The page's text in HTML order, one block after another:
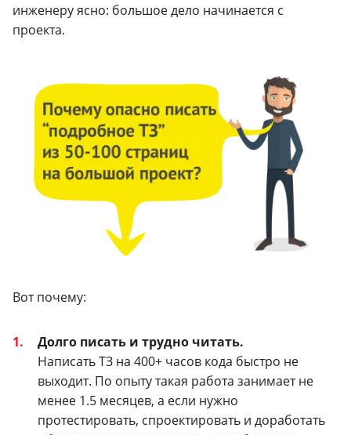
инженеру ясно: большое дело начинается с
проекта.
Вот почему:
Долго писать и трудно читать.
Написать ТЗ на 400+ часов кода быстро не
выходит. По опыту такая работа занимает не
менее 1.5 месяцев, а если нужно
протестировать, спроектировать и доработать